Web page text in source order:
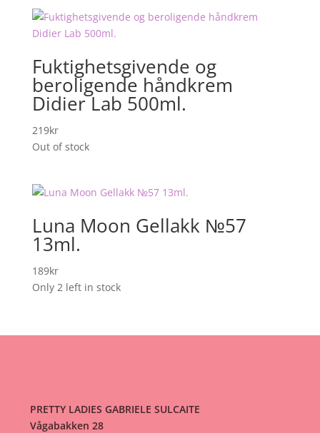
Fuktighetsgivende og
beroligende håndkrem
Didier Lab 500ml.
219kr
Out of stock
Luna Moon Gellakk №57
13ml.
189kr
Only 2 left in stock
PRETTY LADIES GABRIELE SULCAITE
Vågabakken 28